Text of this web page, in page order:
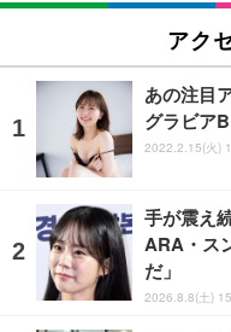
アク
あの注目
グラビア
2022.2.15(火)
手が震え
ARA・ス
だ」
2026.8.8(土)